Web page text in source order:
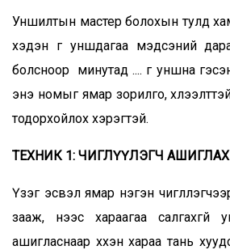
Уншилтын мастер болохын тулд
хэдэн үг уншдагаа мэдсэний
болсноор минутад .... үг уншна
энэ номыг ямар зорилго,
тодорхойлох хэрэгтэй.
ТЕХНИК 1: ЧИГЛҮҮЛЭГЧ АШИГЛАХ
Үзэг эсвэл ямар нэгэн
зааж, үүнээс хараагаа салгахгүй
ашигласнаар хүүхэн хараа тань